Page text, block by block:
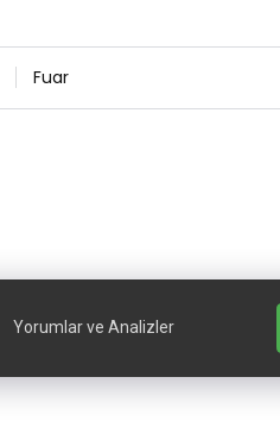
Fuar
Yorumlar ve Analizler